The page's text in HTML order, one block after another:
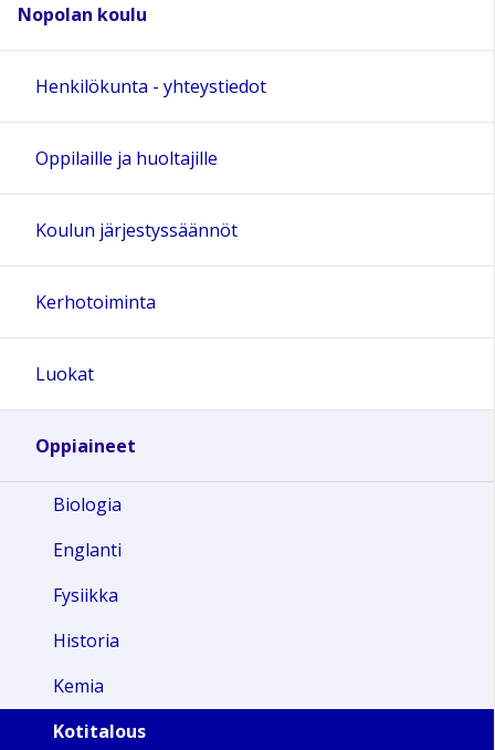
Nopolan koulu
Henkilökunta - yhteystiedot
Oppilaille ja huoltajille
Koulun järjestyssäännöt
Kerhotoiminta
Luokat
Oppiaineet
Biologia
Englanti
Fysiikka
Historia
Kemia
Kotitalous